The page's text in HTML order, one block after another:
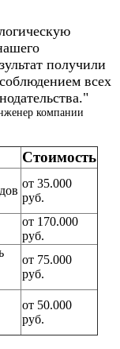
получили
всех
компании
Стоимость
от 35.000
руб.
от 170.000
руб.
от 75.000
руб.
от 50.000
руб.